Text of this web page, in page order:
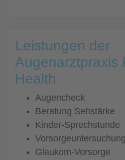
Leistungen der
Augenarztpraxis
Health
Augencheck
Beratung Sehstärke
Kinder-Sprechstunde
Glaukom-Vorsorge